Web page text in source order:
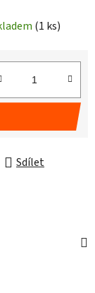
(1 ks)
Sdílet